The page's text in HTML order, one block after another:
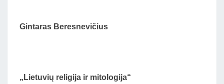
Gintaras Beresnevičius
„Lietuvių religija ir mitologija“